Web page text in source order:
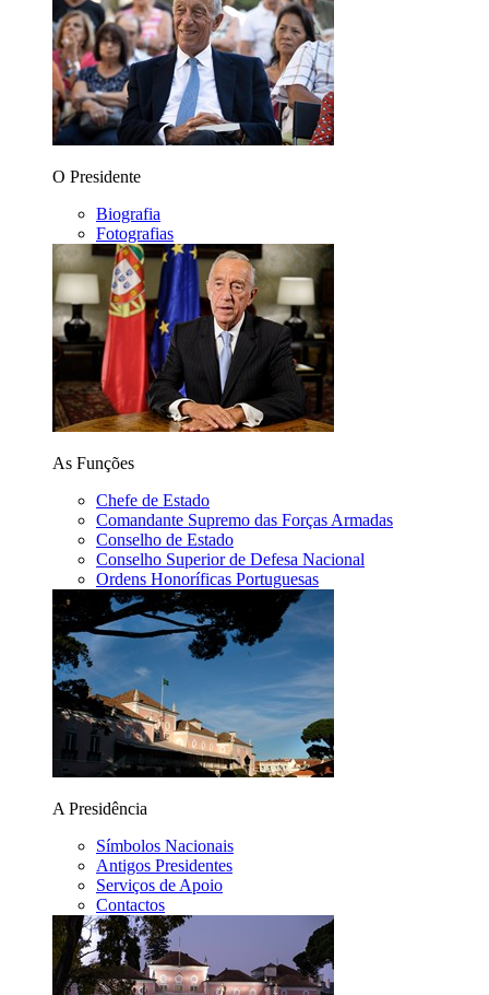
O Presidente
Biografia
Fotografias
As Funções
Chefe de Estado
Comandante Supremo das Forças Armadas
Conselho de Estado
Conselho Superior de Defesa Nacional
Ordens Honoríficas Portuguesas
A Presidência
Símbolos Nacionais
Antigos Presidentes
Serviços de Apoio
Contactos